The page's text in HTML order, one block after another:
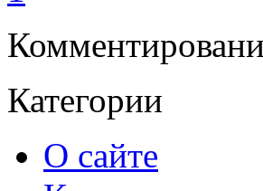
Категории
О сайте